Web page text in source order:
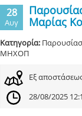
28
Αυγ
Μαρίας
Κατηγορία:
ΜΗΧΟΠ
Εξ
28/08/2025